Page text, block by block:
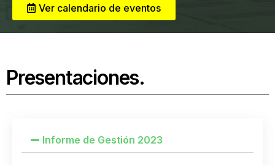
Ver calendario de eventos
Presentaciones.
Informe de Gestión 2023